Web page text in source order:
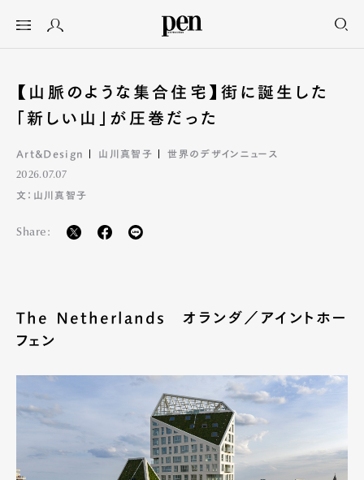
【山脈のような集合住宅】街に誕生した
「新しい山」が圧巻だった
Art&Design 山川真智子 世界のデザインニュース
2026.07.07
文：山川真智子
Share:
The Netherlands オランダ／アイントホー
フェン